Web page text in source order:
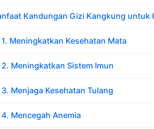
Kandungan Gizi Kangkung untuk
1. Meningkatkan Kesehatan Mata
2. Meningkatkan Sistem Imun
3. Menjaga Kesehatan Tulang
4. Mencegah Anemia